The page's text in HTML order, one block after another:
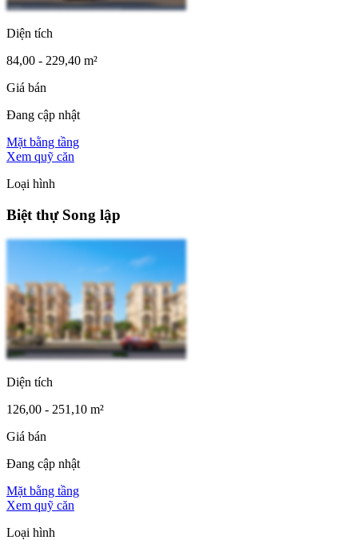
Diện tích
84,00 - 229,40 m²
Giá bán
Đang cập nhật
Mặt bằng tầng
Xem quỹ căn
Loại hình
Biệt thự Song lập
Diện tích
126,00 - 251,10 m²
Giá bán
Đang cập nhật
Mặt bằng tầng
Xem quỹ căn
Loại hình